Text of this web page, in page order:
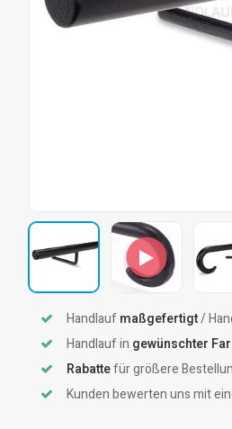
Handlaufmaßgefertigt/
Handlauf in gewünschter
Rabattefür größere
Kunden bewerten uns mit